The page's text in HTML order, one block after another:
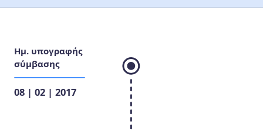
Ημ. υπογραφής
σύμβασης
08 | 02 | 2017